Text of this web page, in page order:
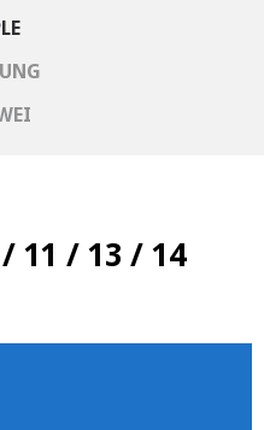
/ 11 / 13 / 14